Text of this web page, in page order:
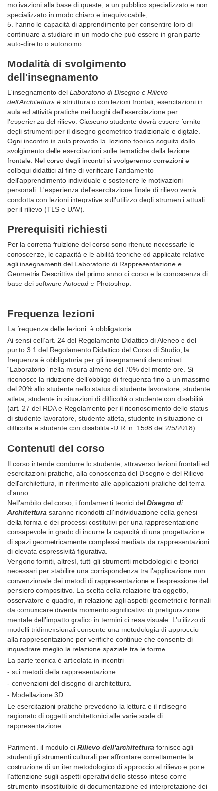
motivazioni alla base di queste, a un pubblico specializzato e non
specializzato in modo chiaro e inequivocabile;
5. hanno le capacità di apprendimento per consentire loro di
continuare a studiare in un modo che può essere in gran parte
auto-diretto o autonomo.
Modalità di svolgimento
dell'insegnamento
L'insegnamento del Laboratorio di Disegno e Rilievo
dell'Architettura è striutturato con lezioni frontali, esercitazioni in
aula ed attività pratiche nei luoghi dell'esercitazione per
l'esperienza del rilievo. Ciascuno studente dovrà essere fornito
degli strumenti per il disegno geometrico tradizionale e digtale.
Ogni incontro in aula prevede la lezione teorica seguita dallo
svolgimento delle esercitazioni sulle tematiche della lezione
frontale. Nel corso degli incontri si svolgerenno correzioni e
colloqui didattici al fine di verificare l'andamento
dell'apprendimento individuale e sostenere le motivazioni
personali. L'esperienza del'esercitazione finale di rilievo verrà
condotta con lezioni integrative sull'utilizzo degli strumenti attuali
per il rilievo (TLS e UAV).
Prerequisiti richiesti
Per la corretta fruizione del corso sono ritenute necessarie le
conoscenze, le capacità e le abilità teoriche ed applicate relative
agli insegnamenti del Laboratorio di Rappresentazione e
Geometria Descrittiva del primo anno di corso e la conoscenza di
base dei software Autocad e Photoshop.
Frequenza lezioni
La frequenza delle lezioni è obbligatoria.
Ai sensi dell’art. 24 del Regolamento Didattico di Ateneo e del
punto 3.1 del Regolamento Didattico del Corso di Studio, la
frequenza è obbligatoria per gli insegnamenti denominati
“Laboratorio” nella misura almeno del 70% del monte ore. Si
riconosce la riduzione dell’obbligo di frequenza fino a un massimo
del 20% allo studente nello status di studente lavoratore, studente
atleta, studente in situazioni di difficoltà o studente con disabilità
(art. 27 del RDA e Regolamento per il riconoscimento dello status
di studente lavoratore, studente atleta, studente in situazione di
difficoltà e studente con disabilità -D.R. n. 1598 del 2/5/2018).
Contenuti del corso
Il corso intende condurre lo studente, attraverso lezioni frontali ed
esercitazioni pratiche, alla conoscenza del Disegno e del Rilievo
dell'architettura, in riferimento alle applicazioni pratiche del tema
d'anno.
Nell'ambito del corso, i fondamenti teorici del Disegno di
Architettura saranno ricondotti all'individuazione della genesi
della forma e dei processi costitutivi per una rappresentazione
consapevole in grado di indurre la capacità di una progettazione
di spazi geometricamente complessi mediata da rappresentazioni
di elevata espressività figurativa.
Vengono forniti, altresì, tutti gli strumenti metodologici e teorici
necessari per stabilire una corrispondenza tra l’applicazione non
convenzionale dei metodi di rappresentazione e l’espressione del
pensiero compositivo. La scelta della relazione tra oggetto,
osservatore e quadro, in relazione agli aspetti geometrici e formali
da comunicare diventa momento significativo di prefigurazione
mentale dell’impatto grafico in termini di resa visuale. L’utilizzo di
modelli tridimensionali consente una metodologia di approccio
alla rappresentazione per verifiche continue che consente di
inquadrare meglio la relazione spaziale tra le forme.
La parte teorica è articolata in incontri
- sui metodi della rappresentazione
- convenzioni del disegno di architettura.
- Modellazione 3D
Le esercitazioni pratiche prevedono la lettura e il ridisegno
ragionato di oggetti architettonici alle varie scale di
rappresentazione.
Parimenti, il modulo di Rilievo dell'architettura fornisce agli
studenti gli strumenti culturali per affrontare correttamente la
costruzione di un iter metodologico di approccio al rilievo e pone
l’attenzione sugli aspetti operativi dello stesso inteso come
strumento insostituibile di documentazione ed interpretazione dei